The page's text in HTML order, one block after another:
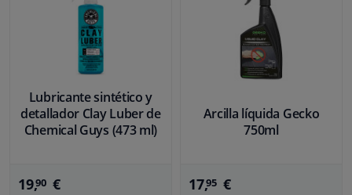
Lubricante sintético y
detallador Clay Luber de
Chemical Guys (473 ml)
19,90 €
Arcilla líquida Gecko
750ml
17,95 €